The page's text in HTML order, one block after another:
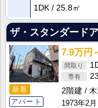
1DK
25.8㎡
ザ・スタンダード
新着
アパート
7.9万円
2階建
1973年2月